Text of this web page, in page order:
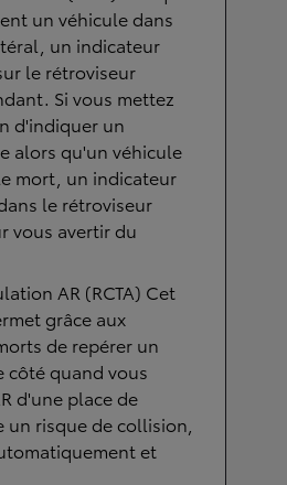
un véhicule dans
un indicateur
le rétroviseur
Si vous mettez
d'indiquer un
alors qu'un véhicule
mort, un indicateur
le rétroviseur
vous avertir du
AR (RCTA) Cet
grâce aux
de repérer un
côté quand vous
d'une place de
un risque de collision,
et